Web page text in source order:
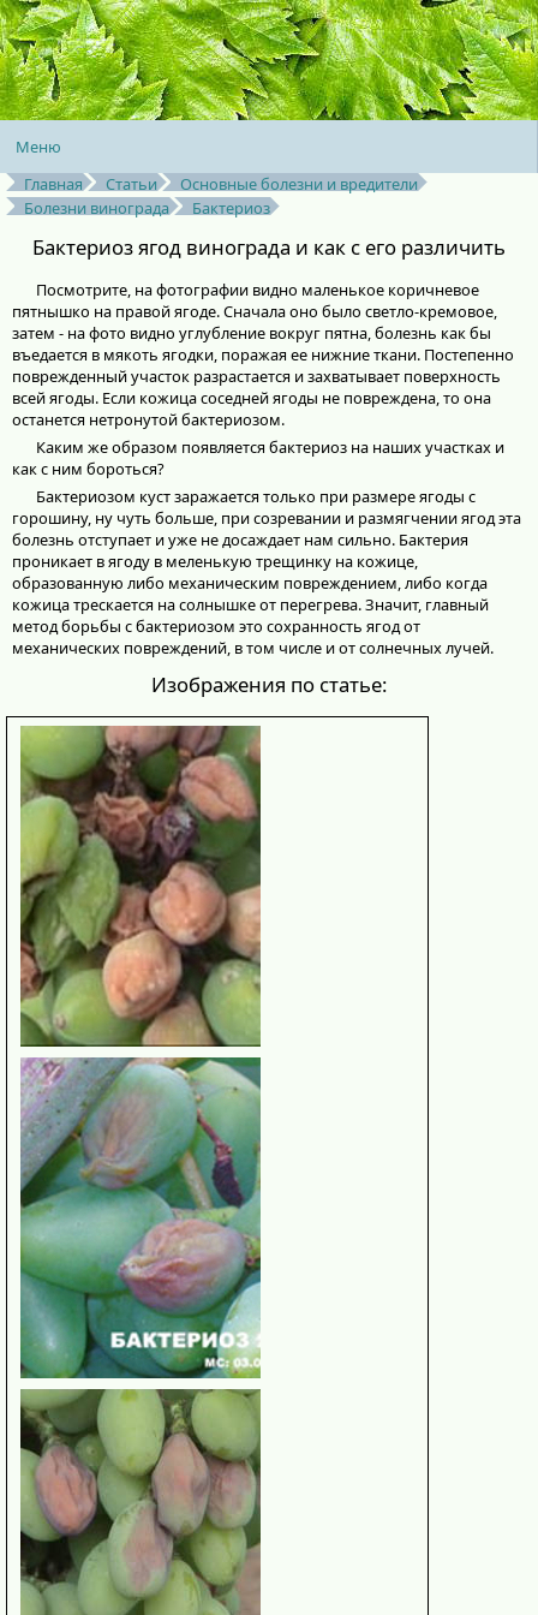
Меню
Главная
Статьи
Основные болезни и вредители
Болезни винограда
Бактериоз
Бактериоз ягод винограда и как с его различить
Посмотрите, на фотографии видно маленькое коричневое
пятнышко на правой ягоде. Сначала оно было светло-кремовое,
затем - на фото видно углубление вокруг пятна, болезнь как бы
въедается в мякоть ягодки, поражая ее нижние ткани. Постепенно
поврежденный участок разрастается и захватывает поверхность
всей ягоды. Если кожица соседней ягоды не повреждена, то она
останется нетронутой бактериозом.
Каким же образом появляется бактериоз на наших участках и
как с ним бороться?
Бактериозом куст заражается только при размере ягоды с
горошину, ну чуть больше, при созревании и размягчении ягод эта
болезнь отступает и уже не досаждает нам сильно. Бактерия
проникает в ягоду в меленькую трещинку на кожице,
образованную либо механическим повреждением, либо когда
кожица трескается на солнышке от перегрева. Значит, главный
метод борьбы с бактериозом это сохранность ягод от
механических повреждений, в том числе и от солнечных лучей.
Изображения по статье: